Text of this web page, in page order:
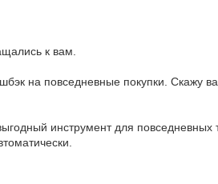
к вам.
на повседневные покупки. Скажу
инструмент для повседневных